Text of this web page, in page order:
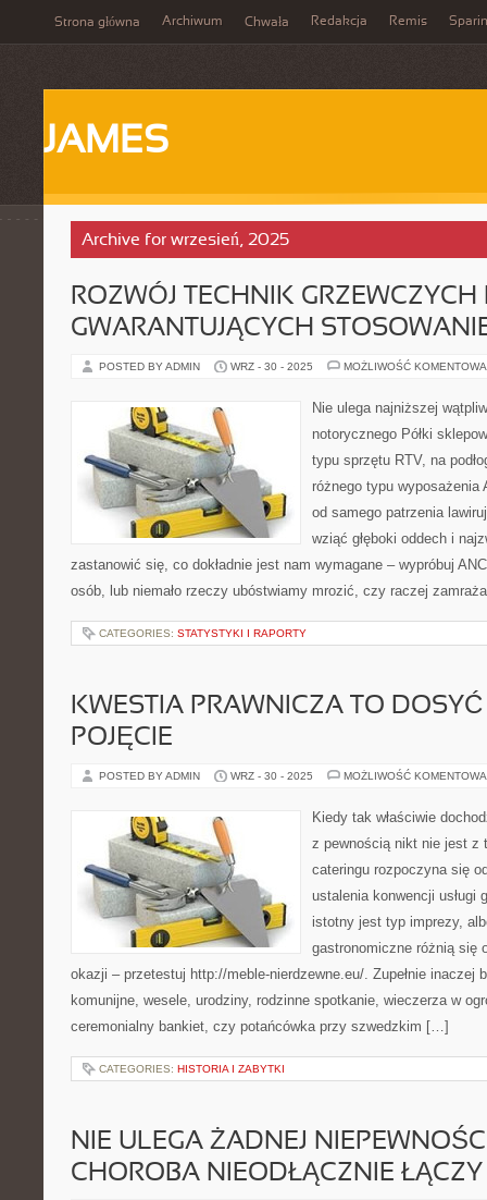
Strona główna Archiwum Chwała Redakcja Remis
JAMES
Archive for wrzesień, 2025
ROZWÓJ TECHNIK GRZEWCZYCH
GWARANTUJĄCYCH
POSTED BY ADMIN WRZ - 30 - 2025 MOŻLIWOŚĆ
Nie ulega najniższej
notorycznego Półki
typu sprzętu RTV, na
różnego typu
od samego patrzenia
wziąć głęboki oddech i
zastanowić się, co dokładnie jest nam wymagane – wypróbuj
osób, lub niemało rzeczy ubóstwiamy mrozić, czy raczej
CATEGORIES: STATYSTYKI I RAPORTY
KWESTIA PRAWNICZA TO
POJĘCIE
POSTED BY ADMIN WRZ - 30 - 2025 MOŻLIWOŚĆ
Kiedy tak właściwie
z pewnością nikt nie jest z
cateringu rozpoczyna się
ustalenia konwencji usługi
istotny jest typ imprezy,
gastronomiczne różnią się
okazji – przetestuj http://meble-nierdzewne.eu/. Zupełnie inaczej
komunijne, wesele, urodziny, rodzinne spotkanie, wieczerza w
ceremonialny bankiet, czy potańcówka przy szwedzkim […]
CATEGORIES: HISTORIA I ZABYTKI
NIE ULEGA ŻADNEJ
CHOROBA NIEODŁĄCZNIE